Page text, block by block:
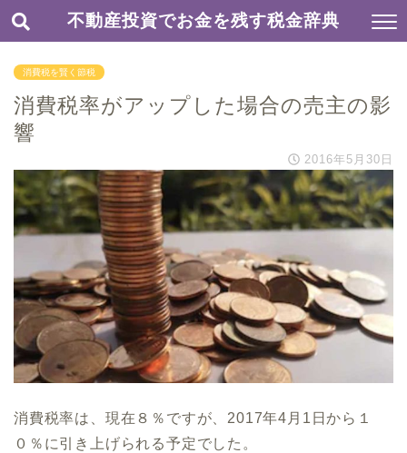
不動産投資でお金を残す税金辞典
消費税を賢く節税
消費税率がアップした場合の売主の影
響
2016年5月30日
消費税率は、現在８％ですが、2017年4月1日から１
０％に引き上げられる予定でした。